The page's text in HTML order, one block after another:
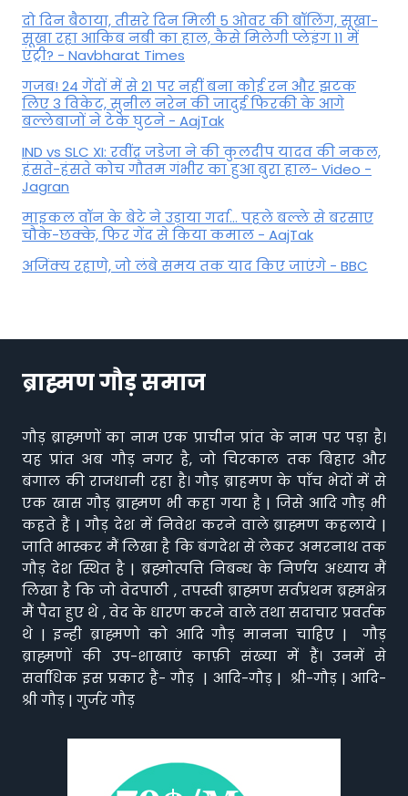
दो दिन बैठाया, तीसरे दिन मिली 5 ओवर की बॉलिंग, सूखा-
सूखा रहा आकिब नबी का हाल, कैसे मिलेगी प्लेइंग 11 में
एंट्री? - Navbharat Times
गजब! 24 गेंदों में से 21 पर नहीं बना कोई रन और झटक
लिए 3 विकेट, सुनील नरेन की जादुई फिरकी के आगे
बल्लेबाजों ने टेके घुटने - AajTak
IND vs SLC XI: रवींद्र जडेजा ने की कुलदीप यादव की नकल,
हंसते-हंसते कोच गौतम गंभीर का हुआ बुरा हाल- Video -
Jagran
माइकल वॉन के बेटे ने उड़ाया गर्दा... पहले बल्ले से बरसाए
चौके-छक्के, फिर गेंद से किया कमाल - AajTak
अजिंक्य रहाणे, जो लंबे समय तक याद किए जाएंगे - BBC
ब्राह्मण गौड़ समाज
गौड़ ब्राह्मणों का नाम एक प्राचीन प्रांत के नाम पर पड़ा है।
यह प्रांत अब गौड़ नगर है, जो चिरकाल तक बिहार और
बंगाल की राजधानी रहा है। गौड़ ब्राहमण के पाँच भेदों में से
एक खास गौड़ ब्राह्मण भी कहा गया है | जिसे आदि गौड़ भी
कहते हैं | गौड़ देश में निवेश करने वाले ब्राह्मण कहलाये |
जाति भास्कर मैं लिखा है कि बंगदेश से लेकर अमरनाथ तक
गौड़ देश स्थित है | ब्रह्मोत्पत्ति निबन्ध के निर्णय अध्याय मैं
लिखा है कि जो वेदपाठी , तपस्वी ब्राह्मण सर्वप्रथम ब्रह्मक्षेत्र
मैं पैदा हुए थे , वेद के धारण करने वाले तथा सदाचार प्रवर्तक
थे | इन्ही ब्राह्मणो को आदि गौड़ मानना चाहिए | गौड़
ब्राह्मणों की उप-शाखाएं काफ़ी संख्या में हैं। उनमें से
सर्वाधिक इस प्रकार हैं- गौड़ | आदि-गौड़ | श्री-गौड़ | आदि-
श्री गौड़ | गुर्जर गौड़